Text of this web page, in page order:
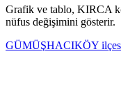
Grafik ve tablo, KIRCA
nüfus değişimini gösterir.
GÜMÜŞHACIKÖY